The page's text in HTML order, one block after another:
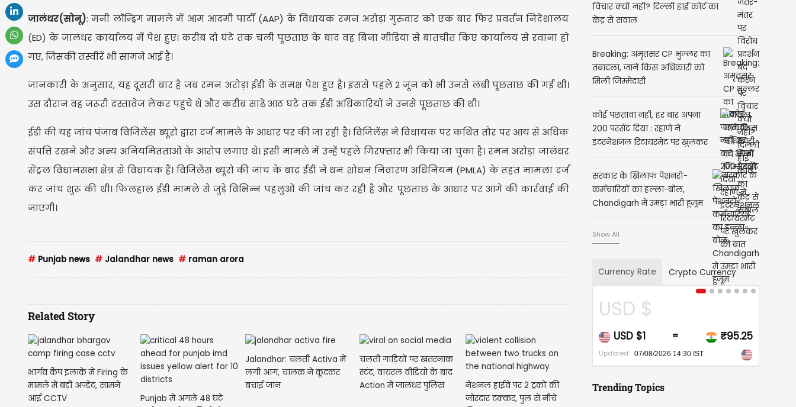
जालंधर(सोनू): मनी लॉन्ड्रिंग मामले में आम आदमी पार्टी (AAP) के विधायक रमन अरोड़ा गुरुवार को एक बार फिर प्रवर्तन निदेशालय
(ED) के जालंधर कार्यालय में पेश हुए। करीब दो घंटे तक चली पूछताछ के बाद वह बिना मीडिया से बातचीत किए कार्यालय से रवाना हो
गए, जिसकी तस्वीरें भी सामने आई है।
जानकारी के अनुसार, यह दूसरी बार है जब रमन अरोड़ा ईडी के समक्ष पेश हुए हैं। इससे पहले 2 जून को भी उनसे लंबी पूछताछ की गई थी।
उस दौरान वह जरूरी दस्तावेज लेकर पहुंचे थे और करीब साढ़े आठ घंटे तक ईडी अधिकारियों ने उनसे पूछताछ की थी।
ईडी की यह जांच पंजाब विजिलेंस ब्यूरो द्वारा दर्ज मामले के आधार पर की जा रही है। विजिलेंस ने विधायक पर कथित तौर पर आय से अधिक
संपत्ति रखने और अन्य अनियमितताओं के आरोप लगाए थे। इसी मामले में उन्हें पहले गिरफ्तार भी किया जा चुका है। रमन अरोड़ा जालंधर
सेंट्रल विधानसभा क्षेत्र से विधायक हैं। विजिलेंस ब्यूरो की जांच के बाद ईडी ने धन शोधन निवारण अधिनियम (PMLA) के तहत मामला दर्ज
कर जांच शुरू की थी। फिलहाल ईडी मामले से जुड़े विभिन्न पहलुओं की जांच कर रही है और पूछताछ के आधार पर आगे की कार्रवाई की
जाएगी।
# Punjab news # Jalandhar news # raman arora
Related Story
भार्गव कैंप इलाके में Firing के
मामले में बड़ी अपडेट, सामने
आई CCTV
Punjab में अगले 48 घंटे
Jalandhar: चलती Activa में
लगी आग, चालक ने कूदकर
बचाई जान
चलती गाड़ियों पर खतरनाक
स्टंट, वायरल वीडियो के बाद
Action में जालंधर पुलिस
नेशनल हाईवे पर 2 ट्रकों की
जोरदार टक्कर, पुल से नीचे
विचार क्यों नहीं? दिल्ली हाई कोर्ट का
केंद्र से सवाल
Breaking: अमृतसर CP भुल्लर का
तबादला, जानें किस अधिकारी को
मिली जिम्मेदारी
कोई पछतावा नहीं, हर बार अपना
200 परसेंट दिया : रहाणे ने
इंटरनेशनल रिटायरमेंट पर खुलकर
की बात
सरकार के खिलाफ पेंशनरों-
कर्मचारियों का हल्ला-बोल,
Chandigarh में उमड़ा भारी हुजूम
Show All
Currency Rate Crypto Currency
USD $
USD $1 ₹95.25
Updated 07/08/2026 14:30 IST
Trending Topics